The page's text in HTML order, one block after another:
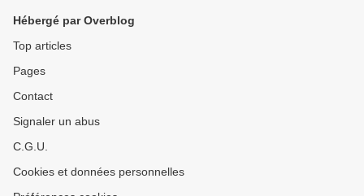
Hébergé par Overblog
Top articles
Pages
Contact
Signaler un abus
C.G.U.
Cookies et données personnelles